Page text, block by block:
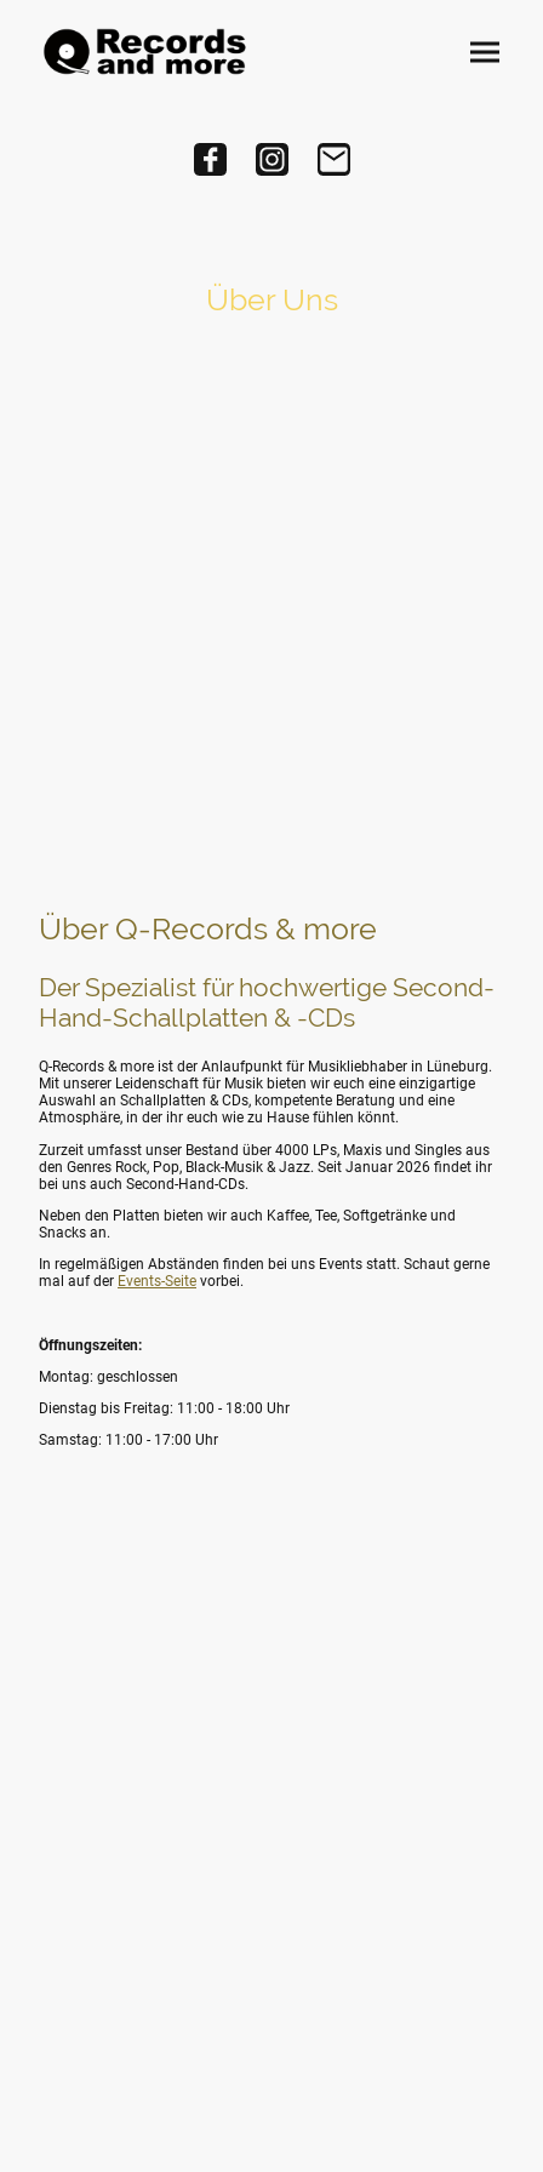
Über Uns
Über Q-Records & more
Der Spezialist für hochwertige Second-
Hand-Schallplatten & -CDs
Q-Records & more ist der Anlaufpunkt für Musikliebhaber in Lüneburg.
Mit unserer Leidenschaft für Musik bieten wir euch eine einzigartige
Auswahl an Schallplatten & CDs, kompetente Beratung und eine
Atmosphäre, in der ihr euch wie zu Hause fühlen könnt.
Zurzeit umfasst unser Bestand über 4000 LPs, Maxis und Singles aus
den Genres Rock, Pop, Black-Musik & Jazz. Seit Januar 2026 findet ihr
bei uns auch Second-Hand-CDs.
Neben den Platten bieten wir auch Kaffee, Tee, Softgetränke und
Snacks an.
In regelmäßigen Abständen finden bei uns Events statt. Schaut gerne
mal auf der Events-Seite vorbei.
Öffnungszeiten:
Montag: geschlossen
Dienstag bis Freitag: 11:00 - 18:00 Uhr
Samstag: 11:00 - 17:00 Uhr